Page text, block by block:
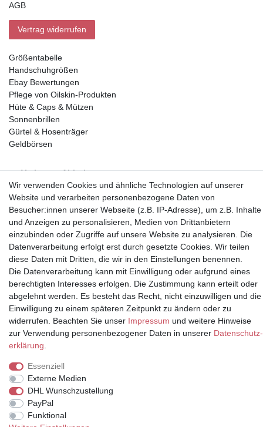
AGB
Vertrag widerrufen
Größentabelle
Handschuhgrößen
Ebay Bewertungen
Pflege von Oilskin-Produkten
Hüte & Caps & Mützen
Sonnenbrillen
Gürtel & Hosenträger
Geldbörsen
Vorkasse, Abholung
Partner
* Alle Preise inkl.
Mehrwertsteuer und zuzüglich
Versand | **ehemaliger
© Copyright 2026 | Alle Rechte vorbehalten.
Wir verwenden Cookies und ähnliche Technologien auf unserer
Website und verarbeiten personenbezogene Daten von
Besucher:innen unserer Webseite (z.B. IP-Adresse), um z.B. Inhalte
und Anzeigen zu personalisieren, Medien von Drittanbietern
einzubinden oder Zugriffe auf unsere Website zu analysieren. Die
Datenverarbeitung erfolgt erst durch gesetzte Cookies. Wir teilen
diese Daten mit Dritten, die wir in den Einstellungen benennen.
Die Datenverarbeitung kann mit Einwilligung oder aufgrund eines
berechtigten Interesses erfolgen. Die Zustimmung kann erteilt oder
abgelehnt werden. Es besteht das Recht, nicht einzuwilligen und die
Einwilligung zu einem späteren Zeitpunkt zu ändern oder zu
widerrufen. Beachten Sie unser Impressum und weitere Hinweise
zur Verwendung personenbezogener Daten in unserer Daten­schutz­
erklärung
Essenziell
Externe Medien
DHL Wunschzustellung
PayPal
Funktional